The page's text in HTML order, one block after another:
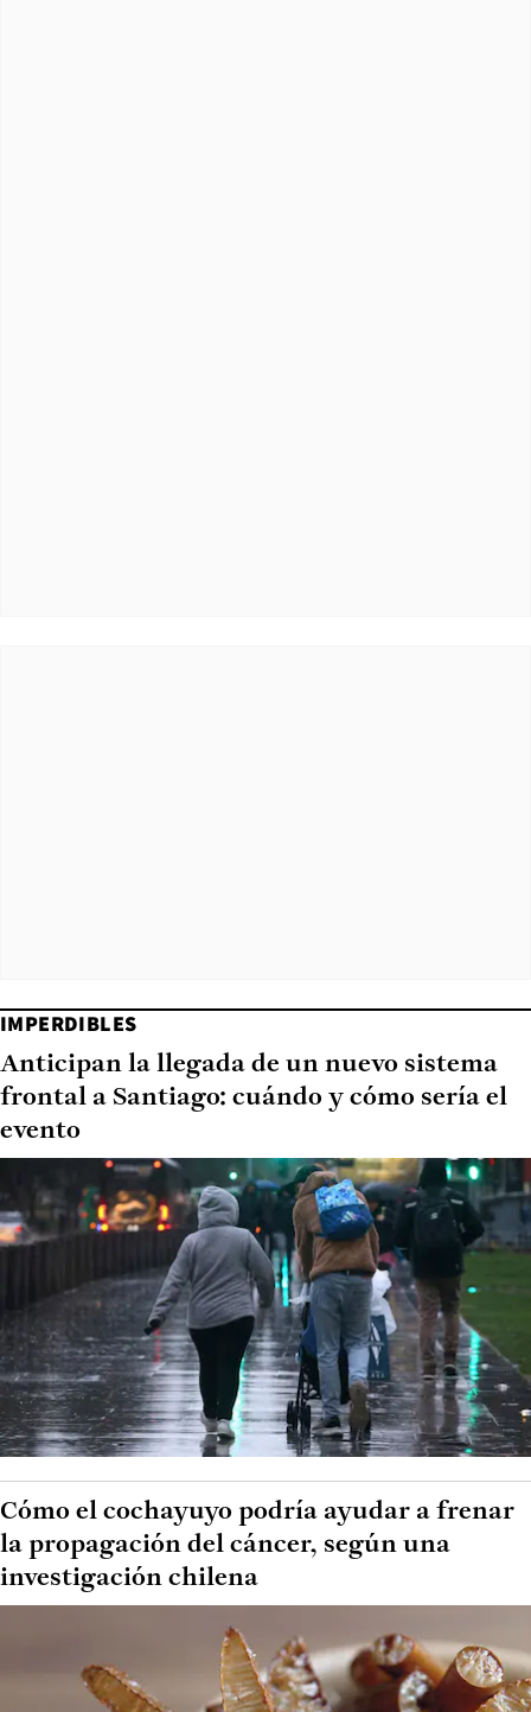
IMPERDIBLES
Anticipan la llegada de un nuevo sistema
frontal a Santiago: cuándo y cómo sería el
evento
Cómo el cochayuyo podría ayudar a frenar
la propagación del cáncer, según una
investigación chilena